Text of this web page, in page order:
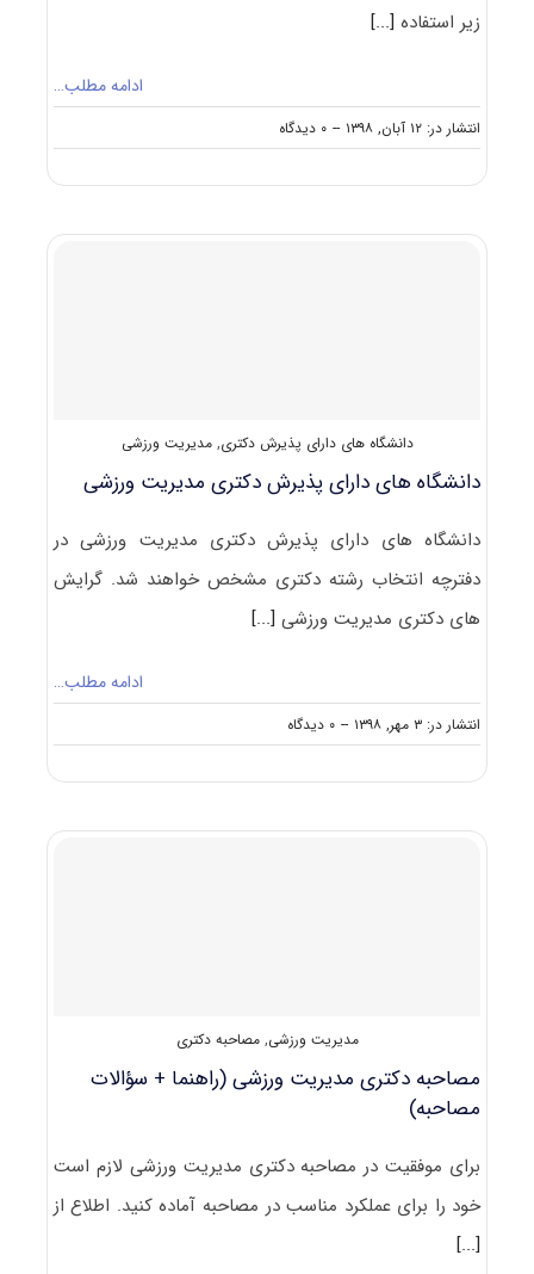
زیر استفاده[...]
ادامه مطلب…
انتشار در: ۱۲ آبان, ۱۳۹۸ -- ۰ دیدگاه
on
دانلود
تربیت
دانشگاه های دارای پذیرش دکتری,مدیریت ورزشی
دانشگاه های دارای پذیرش دکتری ﻣﺪﻳﺮﻳﺖ ورزشی
دانشگاه های دارای پذیرش دکتری ﻣﺪﻳﺮﻳﺖ ورزشی در
دفترچه انتخاب رشته دکتری مشخص خواهند شد. گرایش
های دکتری ﻣﺪﻳﺮﻳﺖ ورزشی[...]
ادامه مطلب…
انتشار در: ۳ مهر, ۱۳۹۸ -- ۰ دیدگاه
on
دانشگاه
دکتری
مدیریت ورزشی,مصاحبه دکتری
مصاحبه دکتری مدیریت ورزشی (راهنما + سؤالات
مصاحبه)
برای موفقیت در مصاحبه دکتری مدیریت ورزشی لازم است
خود را برای عملکرد مناسب در مصاحبه آماده کنید. اطلاع از
[...]